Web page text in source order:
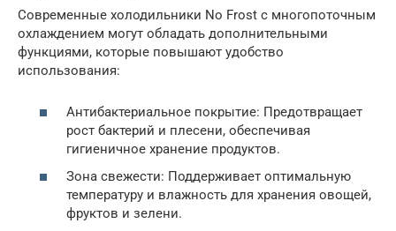
Современные холодильники No Frost с многопоточным
охлаждением могут обладать дополнительными
функциями, которые повышают удобство
использования:
Антибактериальное покрытие: Предотвращает
рост бактерий и плесени, обеспечивая
гигиеничное хранение продуктов.
Зона свежести: Поддерживает оптимальную
температуру и влажность для хранения овощей,
фруктов и зелени.